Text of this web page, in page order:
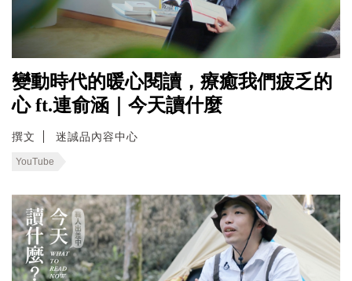
變動時代的暖心閱讀，療癒我們疲乏的
心 ft.連俞涵｜今天讀什麼
撰文 迷誠品內容中心
YouTube